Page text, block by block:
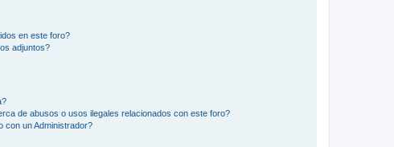
en este foro?
adjuntos?
de abusos o usos ilegales relacionados con este foro?
con un Administrador?